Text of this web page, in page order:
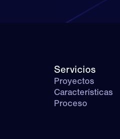
Servicios
Proyectos
Características
Proceso